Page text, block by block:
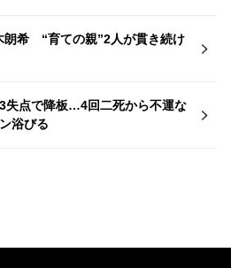
朗希 “育ての親”2人が貫き続け
失点で降板…4回二死から不運な
浴びる